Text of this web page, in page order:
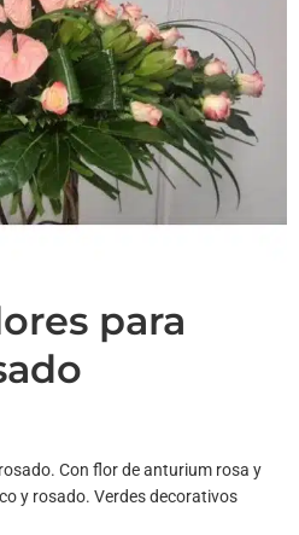
para
Con flor de anturium rosa y
y rosado. Verdes decorativos